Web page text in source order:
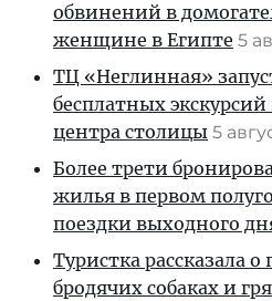
обвинений в
женщине в Египте 5
ТЦ «Неглинная»
бесплатных
центра столицы 5
Более трети
жилья в первом
поездки выходного
Туристка рассказала
бродячих собаках и